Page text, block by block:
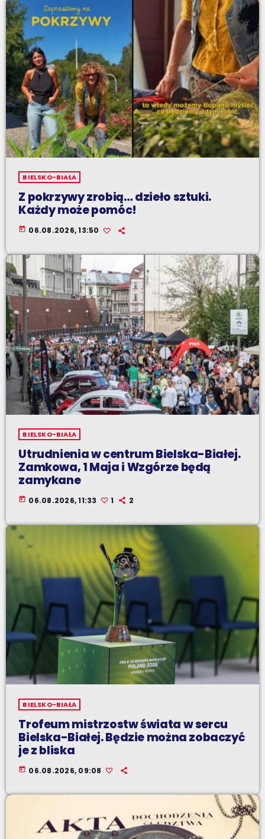
BIELSKO-BIAŁA
Z pokrzywy zrobią… dzieło sztuki.
Każdy może pomóc!
today 06.08.2026, 13:50
BIELSKO-BIAŁA
Utrudnienia w centrum Bielska-Białej.
Zamkowa, 1 Maja i Wzgórze będą
zamykane
today 06.08.2026, 11:33 1 2
BIELSKO-BIAŁA
Trofeum mistrzostw świata w sercu
Bielska-Białej. Będzie można zobaczyć
je z bliska
today 06.08.2026, 09:08